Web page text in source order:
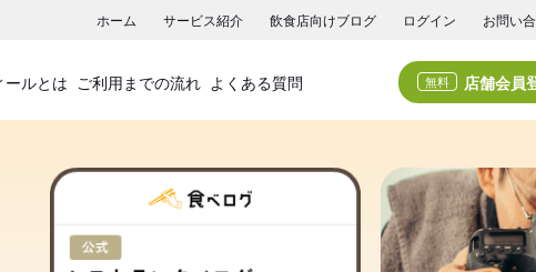
ホーム サービス紹介 飲食店向けブログ ログイン お問い
ルとは ご利用までの流れ よくある質問 無料 店舗会員